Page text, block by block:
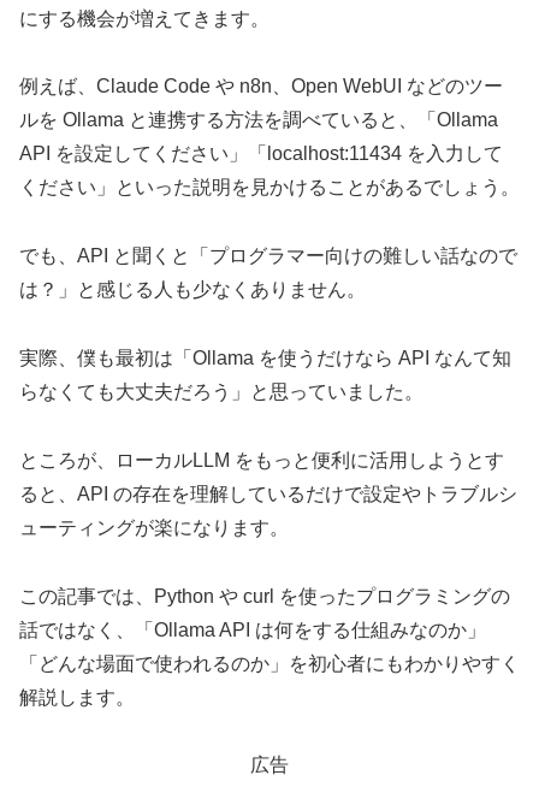
にする機会が増えてきます。
例えば、Claude Code や n8n、Open WebUI などのツー
ルを Ollama と連携する方法を調べていると、「Ollama
API を設定してください」「localhost:11434 を入力して
ください」といった説明を見かけることがあるでしょう。
でも、API と聞くと「プログラマー向けの難しい話なので
は？」と感じる人も少なくありません。
実際、僕も最初は「Ollama を使うだけなら API なんて知
らなくても大丈夫だろう」と思っていました。
ところが、ローカルLLM をもっと便利に活用しようとす
ると、API の存在を理解しているだけで設定やトラブルシ
ューティングが楽になります。
この記事では、Python や curl を使ったプログラミングの
話ではなく、「Ollama API は何をする仕組みなのか」
「どんな場面で使われるのか」を初心者にもわかりやすく
解説します。
広告